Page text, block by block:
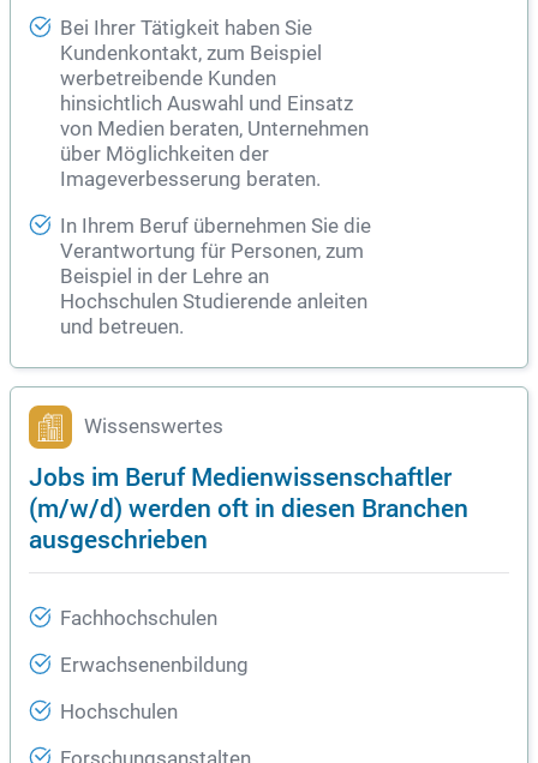
Bei Ihrer Tätigkeit haben Sie
Kundenkontakt, zum Beispiel
werbetreibende Kunden
hinsichtlich Auswahl und Einsatz
von Medien beraten, Unternehmen
über Möglichkeiten der
Imageverbesserung beraten.
In Ihrem Beruf übernehmen Sie die
Verantwortung für Personen, zum
Beispiel in der Lehre an
Hochschulen Studierende anleiten
und betreuen.
Wissenswertes
Jobs im Beruf Medienwissenschaftler
(m/w/d) werden oft in diesen Branchen
ausgeschrieben
Fachhochschulen
Erwachsenenbildung
Hochschulen